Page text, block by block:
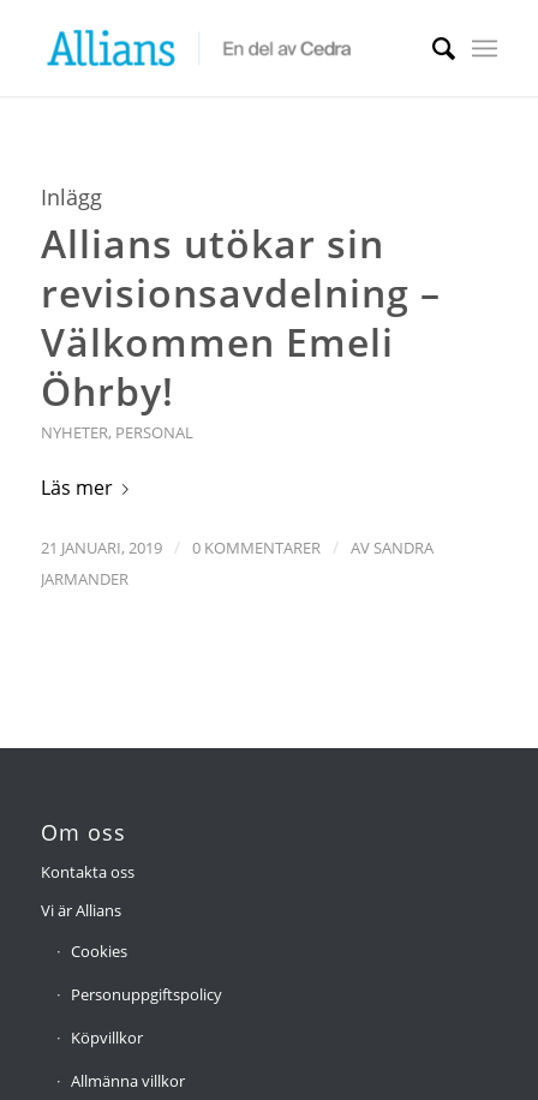
Inlägg
Allians utökar sin
revisionsavdelning –
Välkommen Emeli
Öhrby!
NYHETER, PERSONAL
Läs mer
21 JANUARI, 2019 / 0 KOMMENTARER / AV SANDRA
JARMANDER
Om oss
Kontakta oss
Vi är Allians
Cookies
Personuppgiftspolicy
Köpvillkor
Allmänna villkor